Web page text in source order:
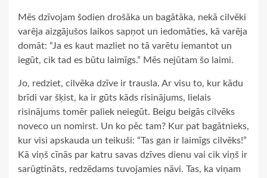
Mēs dzīvojam šodien drošāka un bagātāka, nekā cilvēki
varēja aizgājušos laikos sapņot un iedomāties, kā varēja
domāt: “Ja es kaut mazliet no tā varētu iemantot un
iegūt, cik tad es būtu laimīgs.” Mēs nejūtam šo laimi.
Jo, redziet, cilvēka dzīve ir trausla. Ar visu to, kur kādu
brīdi var šķist, ka ir gūts kāds risinājums, lielais
risinājums tomēr paliek neiegūt. Beigu beigās cilvēks
noveco un nomirst. Un ko pēc tam? Kur pat bagātnieks,
kur visi apskauda un teikuši: “Tas gan ir laimīgs cilvēks!”
Kā viņš cīnās par katru savas dzīves dienu vai cik viņš ir
sarūgtināts, redzēdams tuvojamies nāvi. Tas, ka viņam